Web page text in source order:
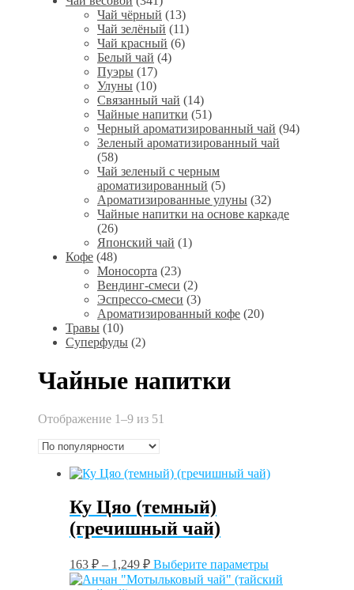
Чай чёрный (13)
Чай зелёный (11)
Чай красный (6)
Белый чай (4)
Пуэры (17)
Улуны (10)
Связанный чай (14)
Чайные напитки (51)
Черный ароматизированный чай (94)
Зеленый ароматизированный чай
(58)
Чай зеленый с черным
ароматизированный (5)
Ароматизированные улуны (32)
Чайные напитки на основе каркаде
(26)
Японский чай (1)
Кофе (48)
Моносорта (23)
Вендинг-смеси (2)
Эспрессо-смеси (3)
Ароматизированный кофе (20)
Травы (10)
Суперфуды (2)
Чайные напитки
Отображение 1–9 из 51
Ку Цяо (темный)
(гречишный чай)
163 ₽ – 1,249 ₽ Выберите параметрыЭтот
товар